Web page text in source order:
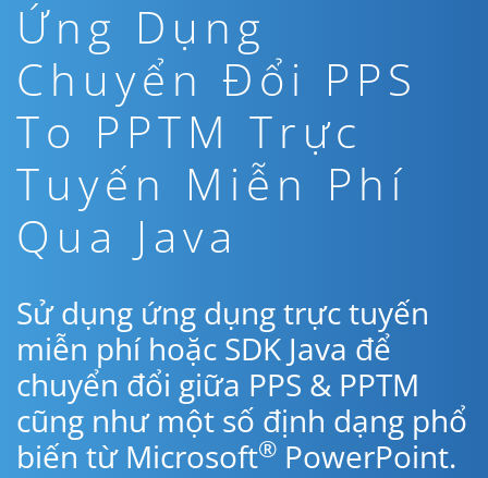
Ứng Dụng
Chuyển Đổi PPS
To PPTM Trực
Tuyến Miễn Phí
Qua Java
Sử dụng ứng dụng trực tuyến
miễn phí hoặc SDK Java để
chuyển đổi giữa PPS & PPTM
cũng như một số định dạng phổ
biến từ Microsoft® PowerPoint.